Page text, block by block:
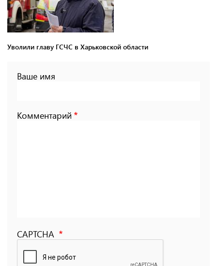
Уволили главу ГСЧС в Харьковской области
Ваше имя
Комментарий
CAPTCHA